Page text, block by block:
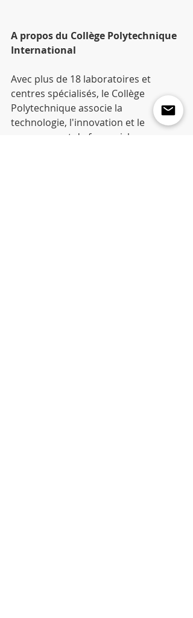
A propos du Collège Polytechnique
International
Avec plus de 18 laboratoires et
centres spécialisés, le Collège
Polytechnique associe la
technologie, l'innovation et le
management de façon riche,